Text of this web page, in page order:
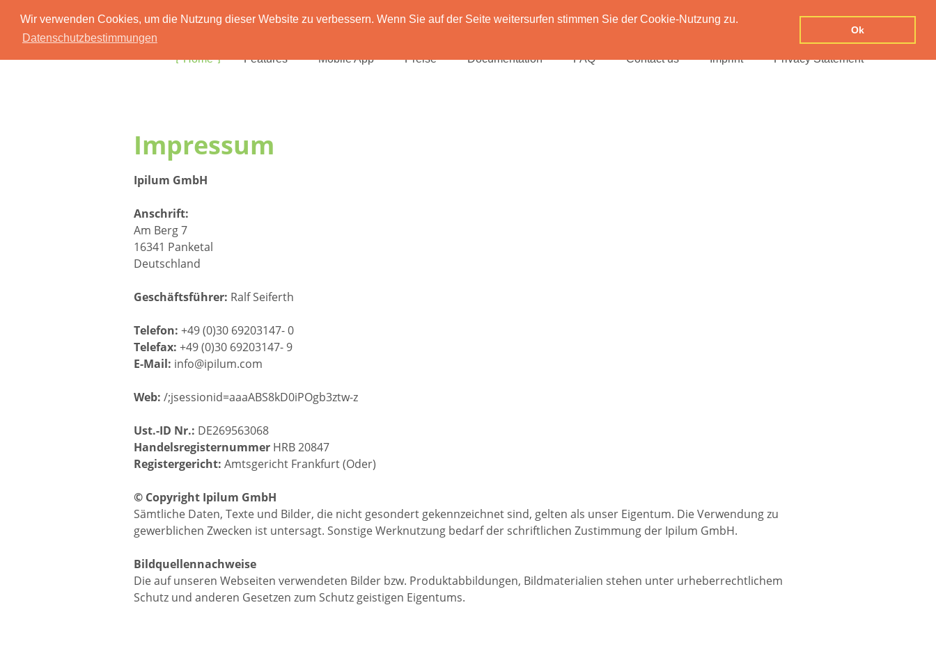
Wir verwenden Cookies, um die Nutzung dieser Website zu verbessern. Wenn Sie auf der Seite weitersurfen stimmen Sie der Cookie-Nutzung zu.
Datenschutzbestimmungen
Ok
Home Features Mobile App Preise Documentation FAQ Contact us Imprint Privacy Statement
Impressum
Ipilum GmbH
Anschrift:
Am Berg 7
16341 Panketal
Deutschland
Geschäftsführer: Ralf Seiferth
Telefon: +49 (0)30 69203147- 0
Telefax: +49 (0)30 69203147- 9
E-Mail: info@ipilum.com
Web: /;jsessionid=aaaABS8kD0iPOgb3ztw-z
Ust.-ID Nr.: DE269563068
Handelsregisternummer HRB 20847
Registergericht: Amtsgericht Frankfurt (Oder)
© Copyright Ipilum GmbH
Sämtliche Daten, Texte und Bilder, die nicht gesondert gekennzeichnet sind, gelten als unser Eigentum. Die Verwendung zu
gewerblichen Zwecken ist untersagt. Sonstige Werknutzung bedarf der schriftlichen Zustimmung der Ipilum GmbH.
Bildquellennachweise
Die auf unseren Webseiten verwendeten Bilder bzw. Produktabbildungen, Bildmaterialien stehen unter urheberrechtlichem
Schutz und anderen Gesetzen zum Schutz geistigen Eigentums.